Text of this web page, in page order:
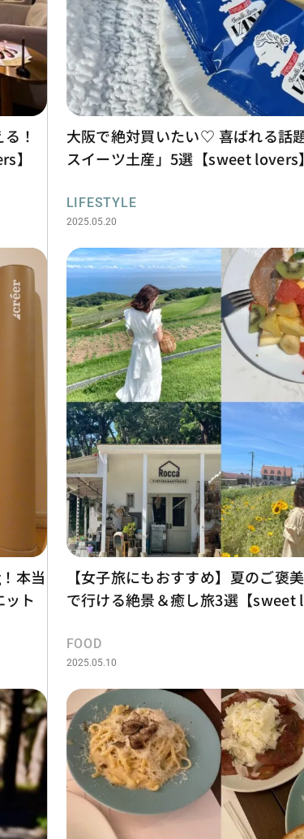
！
】
大阪で絶対買いたい♡ 喜ばれる話
スイーツ土産」5選【sweet lovers】
本当
ト
LIFESTYLE
2025.05.20
【女子旅にもおすすめ】夏のご褒
で行ける絶景＆癒し旅3選【sweet
FOOD
2025.05.10